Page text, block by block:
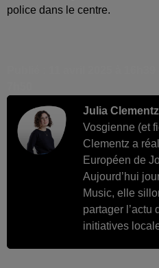
police dans le centre.
Julia Clementz
Vosgienne (et
Clementz a
Européen de
Aujourd’hui
Music, elle
partager l’actu
initiatives